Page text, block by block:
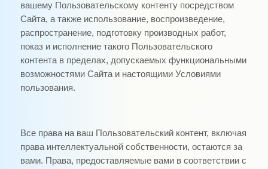
вашему Пользовательскому контенту посредством
Сайта, а также использование, воспроизведение,
распространение, подготовку производных работ,
показ и исполнение такого Пользовательского
контента в пределах, допускаемых функциональными
возможностями Сайта и настоящими Условиями
пользования.
Все права на ваш Пользовательский контент, включая
права интеллектуальной собственности, остаются за
вами. Права, предоставляемые вами в соответствии с